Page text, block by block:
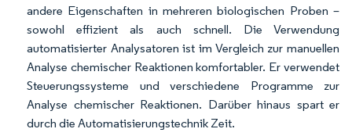
andere Eigenschaften in mehreren biologischen Proben –
sowohl effizient als auch schnell. Die Verwendung
automatisierter Analysatoren ist im Vergleich zur manuellen
Analyse chemischer Reaktionen komfortabler. Er verwendet
Steuerungssysteme und verschiedene Programme zur
Analyse chemischer Reaktionen. Darüber hinaus spart er
durch die Automatisierungstechnik Zeit.